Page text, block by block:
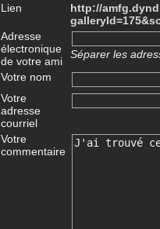
Lien
http://
Adresse
électronique
de votre ami
Séparer les
Votre nom
Votre
adresse
courriel
Votre
commentaire